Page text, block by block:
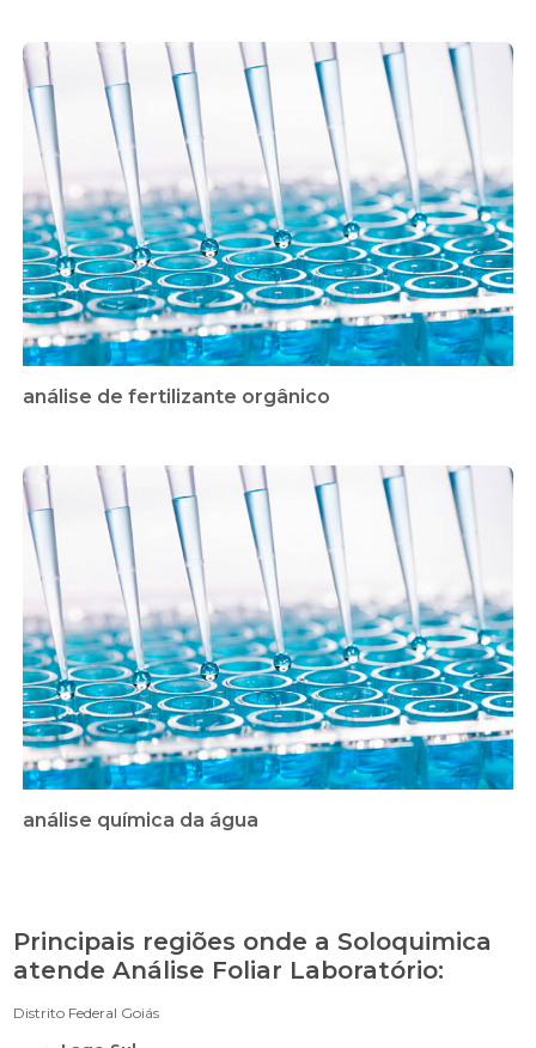
análise de fertilizante orgânico
análise química da água
Principais regiões onde a Soloquimica
atende Análise Foliar Laboratório:
Distrito Federal Goiás